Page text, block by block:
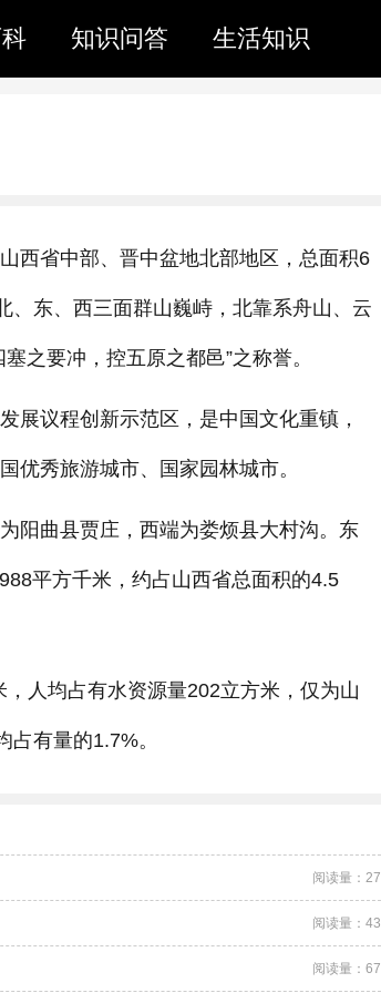
知识问答 生活知识
西省中部、晋中盆地北部地区，总面积6
、东、西三面群山巍峙，北靠系舟山、云
之要冲，控五原之都邑”之称誉。
展议程创新示范区，是中国文化重镇，
优秀旅游城市、国家园林城市。
阳曲县贾庄，西端为娄烦县大村沟。东
平方千米，约占山西省总面积的4.5
人均占有水资源量202立方米，仅为山
有量的1.7%。
阅读量：27
阅读量：43
阅读量：67